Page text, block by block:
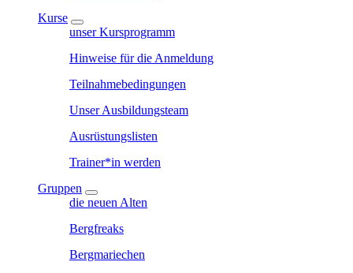
Kurse
unser Kursprogramm
Hinweise für die Anmeldung
Teilnahmebedingungen
Unser Ausbildungsteam
Ausrüstungslisten
Trainer*in werden
Gruppen
die neuen Alten
Bergfreaks
Bergmariechen